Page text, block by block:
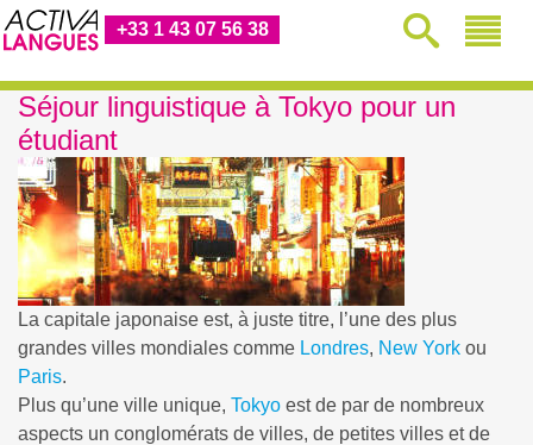
+33 1 43 07 56 38
Séjour linguistique à Tokyo pour un
étudiant
La capitale japonaise est, à juste titre, l’une des plus
grandes villes mondiales comme Londres, New York ou
Paris.
Plus qu’une ville unique, Tokyo est de par de nombreux
aspects un conglomérats de villes, de petites villes et de